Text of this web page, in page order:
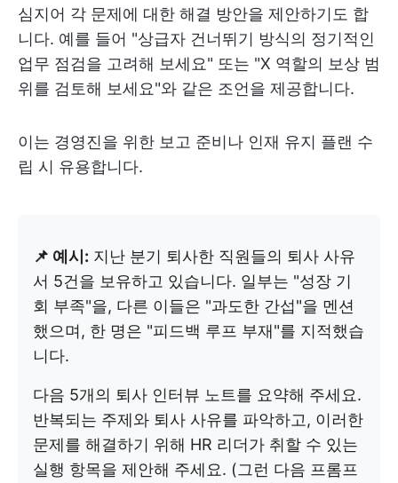
심지어 각 문제에 대한 해결 방안을 제안하기도 합
니다. 예를 들어 "상급자 건너뛰기 방식의 정기적인
업무 점검을 고려해 보세요" 또는 "X 역할의 보상 범
위를 검토해 보세요"와 같은 조언을 제공합니다.
이는 경영진을 위한 보고 준비나 인재 유지 플랜 수
립 시 유용합니다.
📌 예시: 지난 분기 퇴사한 직원들의 퇴사 사유
서 5건을 보유하고 있습니다. 일부는 "성장 기
회 부족"을, 다른 이들은 "과도한 간섭"을 멘션
했으며, 한 명은 "피드백 루프 부재"를 지적했습
니다.
다음 5개의 퇴사 인터뷰 노트를 요약해 주세요.
반복되는 주제와 퇴사 사유를 파악하고, 이러한
문제를 해결하기 위해 HR 리더가 취할 수 있는
실행 항목을 제안해 주세요. (그런 다음 프롬프